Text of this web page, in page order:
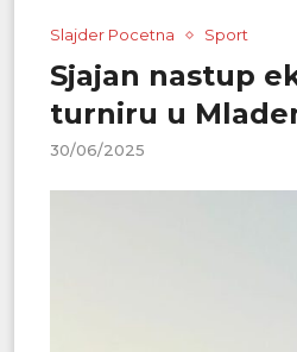
Slajder Pocetna Sport
Sjajan nastup
turniru u
30/06/2025